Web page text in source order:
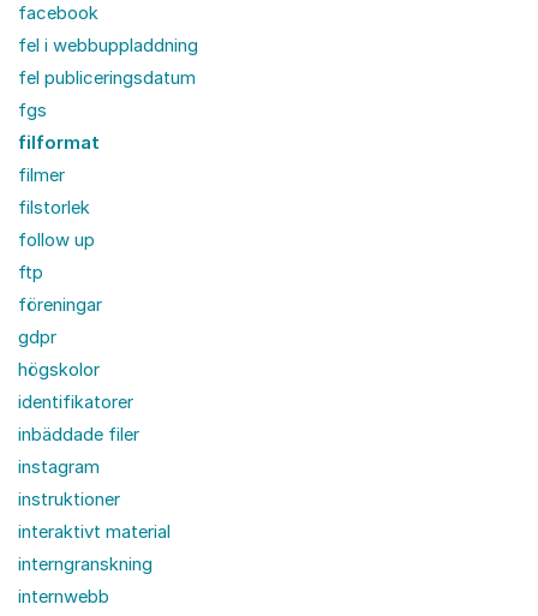
facebook
fel i webbuppladdning
fel publiceringsdatum
fgs
filformat
filmer
filstorlek
follow up
ftp
föreningar
gdpr
högskolor
identifikatorer
inbäddade filer
instagram
instruktioner
interaktivt material
interngranskning
internwebb